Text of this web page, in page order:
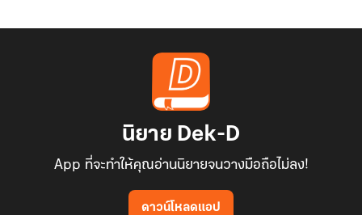
นิยาย Dek-D
App ที่จะทำให้คุณอ่านนิยายจนวางมือถือไม่ลง!
ดาวน์โหลดแอป